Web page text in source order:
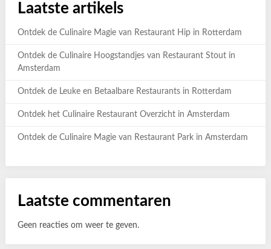
Laatste artikels
Ontdek de Culinaire Magie van Restaurant Hip in Rotterdam
Ontdek de Culinaire Hoogstandjes van Restaurant Stout in
Amsterdam
Ontdek de Leuke en Betaalbare Restaurants in Rotterdam
Ontdek het Culinaire Restaurant Overzicht in Amsterdam
Ontdek de Culinaire Magie van Restaurant Park in Amsterdam
Laatste commentaren
Geen reacties om weer te geven.